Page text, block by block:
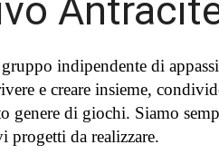
indipendente di
e creare insieme,
genere di giochi. Siamo
progetti da realizzare.